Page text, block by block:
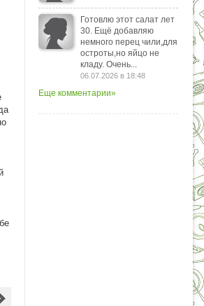
Готовлю этот салат лет
30. Ещё добавляю
немного перец чили,для
остроты,но яйцо не
кладу. Очень...
06.07.2026 в 18:48
Еще комментарии»